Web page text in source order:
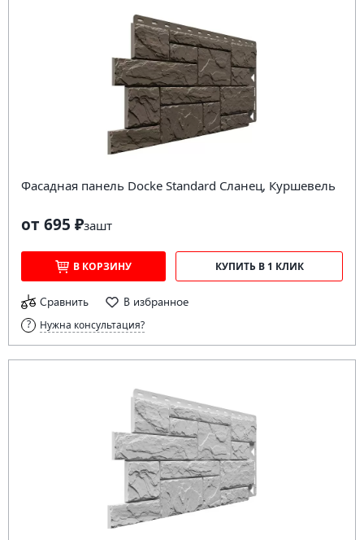
Фасадная панель Docke Standard Сланец, Куршевель
от 695 ₽зашт
В КОРЗИНУ КУПИТЬ В 1 КЛИК
Сравнить В избранное
Нужна консультация?